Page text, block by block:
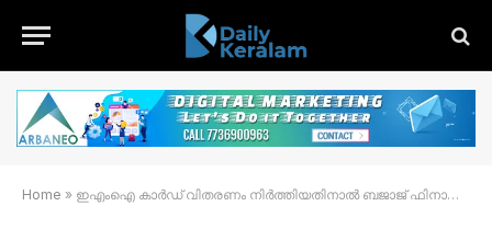
Home » ഇഎംഐ കാർഡ് വിതരണം നിർത്തിയതിനാൽ ബജാജ് ഫിനാൻസ് ഓഹരികൾ ആർബിഐ ഉത്തരവിന് അനുസൃതമായി കുറയുന്നു.